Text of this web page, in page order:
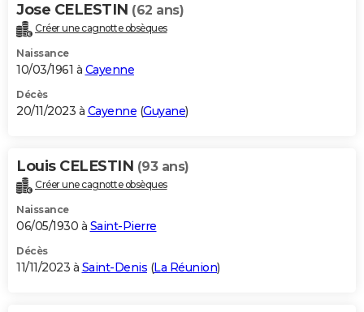
Jose CELESTIN (62 ans)
Créer une cagnotte obsèques
Naissance
10/03/1961 à Cayenne
Décès
20/11/2023 à Cayenne (Guyane)
Louis CELESTIN (93 ans)
Créer une cagnotte obsèques
Naissance
06/05/1930 à Saint-Pierre
Décès
11/11/2023 à Saint-Denis (La Réunion)